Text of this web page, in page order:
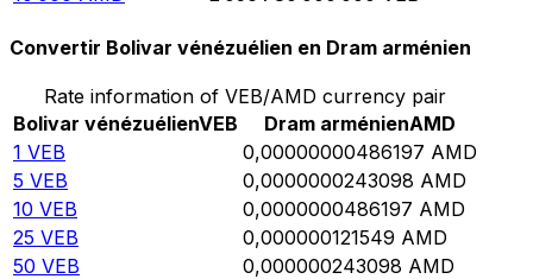
Convertir Bolivar vénézuélien en Dram arménien
Rate information of VEB/AMD currency pair
Bolivar vénézuélienVEB Dram arménienAMD
1 VEB 0,00000000486197 AMD
5 VEB 0,0000000243098 AMD
10 VEB 0,0000000486197 AMD
25 VEB 0,000000121549 AMD
50 VEB 0,000000243098 AMD